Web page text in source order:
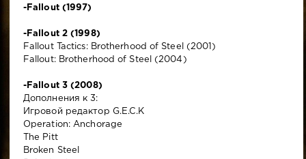
-Fallout (1997)
-Fallout 2 (1998)
Fallout Tactics: Brotherhood of Steel (2001)
Fallout: Brotherhood of Steel (2004)
-Fallout 3 (2008)
Дополнения к 3:
Игровой редактор G.E.C.K
Operation: Anchorage
The Pitt
Broken Steel